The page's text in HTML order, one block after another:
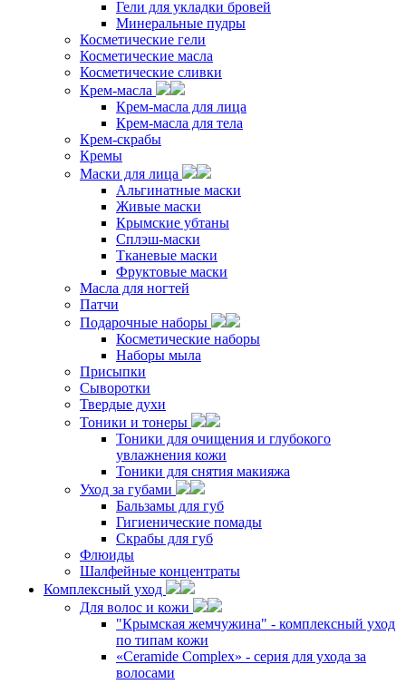
Гели для укладки бровей
Минеральные пудры
Косметические гели
Косметические масла
Косметические сливки
Крем-масла
Крем-масла для лица
Крем-масла для тела
Крем-скрабы
Кремы
Маски для лица
Альгинатные маски
Живые маски
Крымские убтаны
Сплэш-маски
Тканевые маски
Фруктовые маски
Масла для ногтей
Патчи
Подарочные наборы
Косметические наборы
Наборы мыла
Присыпки
Сыворотки
Твердые духи
Тоники и тонеры
Тоники для очищения и глубокого
увлажнения кожи
Тоники для снятия макияжа
Уход за губами
Бальзамы для губ
Гигиенические помады
Скрабы для губ
Флюиды
Шалфейные концентраты
Комплексный уход
Для волос и кожи
"Крымская жемчужина" - комплексный уход
по типам кожи
«Ceramide Complex» - серия для ухода за
волосами